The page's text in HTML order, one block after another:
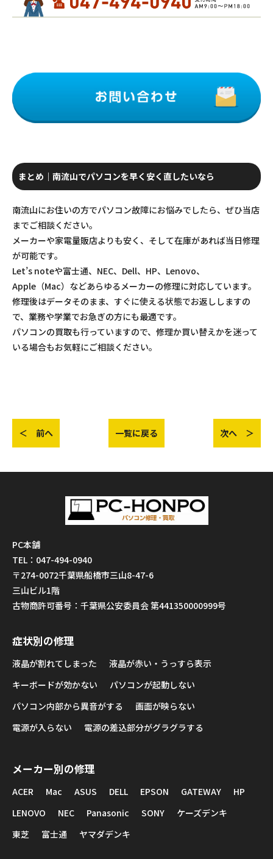
まとめ｜南流山でパソコンを早く安く直したいなら
南流山にお住いの方でパソコン故障にお悩みでしたら、ぜひ当店
までご相談ください。
メーカーや家電量販店よりも安く、そして在庫があれば当日修理
が可能です。
Let’s noteや富士通、NEC、Dell、HP、Lenovo、
Apple（Mac）などあらゆるメーカーの修理に対応しています。
修理後はデータそのまま、すぐに使える状態でお返ししますの
で、業務や学業でお急ぎの方にも最適です。
パソコンの買取も行っていますので、修理か買い替えかを迷って
いる場合もお気軽にご相談ください。
＜ 前へ 一覧に戻る 次へ ＞
PC本舗
TEL：047-494-0940
〒274-0072千葉県船橋市三山8-47-6
三山ビル1階
古物商許可番号：千葉県公安委員会 第441350000999号
症状別の修理
液晶が割れてしまった
液晶が赤い・うっすら表示
キーボードが効かない
パソコンが起動しない
パソコン内部から異音がする
画面が映らない
電源が入らない
電源の差込部分がグラグラする
メーカー別の修理
ACER Mac ASUS DELL EPSON GATEWAY
HP
LENOVO
NEC Panasonic SONY
ケーズデンキ
東芝
富士通 ヤマダデンキ